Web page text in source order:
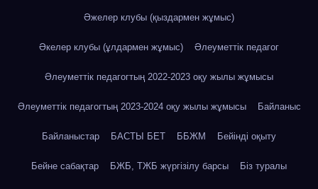
Әжелер клубы (қыздармен жұмыс)
Әкелер клубы (ұлдармен жұмыс) Әлеуметтік педагог
Әлеуметтік педагогтың 2022-2023 оқу жылы жұмысы
Әлеуметтік педагогтың 2023-2024 оқу жылы жұмысы Байланыс
Байланыстар БАСТЫ БЕТ ББЖМ Бейінді оқыту
Бейне сабақтар БЖБ, ТЖБ жүргізілу барсы Біз туралы